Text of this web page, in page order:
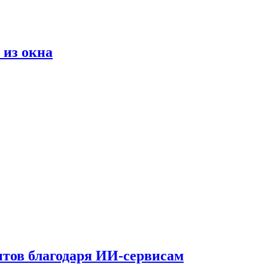
окна
благодаря ИИ-сервисам